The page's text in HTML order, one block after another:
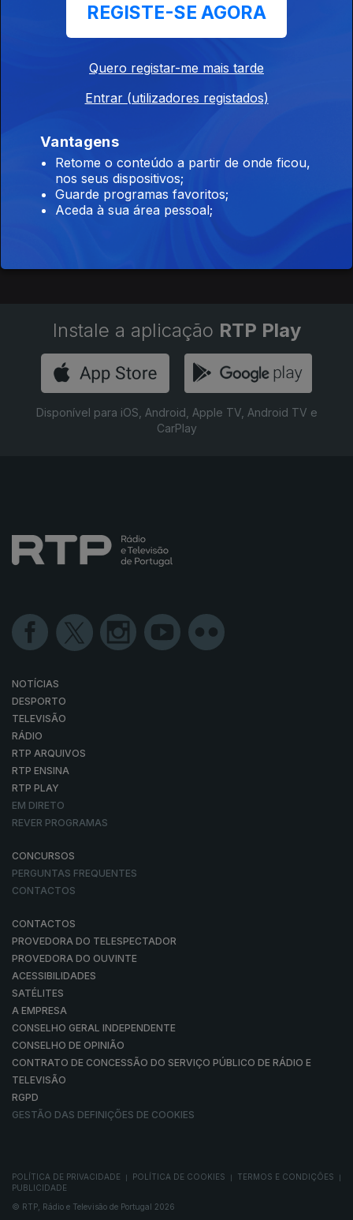
Ep. 1 14 mai. 2019
Instale a aplicação RTP Play
Disponível para iOS, Android, Apple TV, Android TV e
CarPlay
NOTÍCIAS
DESPORTO
TELEVISÃO
RÁDIO
RTP ARQUIVOS
RTP ENSINA
RTP PLAY
EM DIRETO
REVER PROGRAMAS
CONCURSOS
PERGUNTAS FREQUENTES
CONTACTOS
CONTACTOS
PROVEDORA DO TELESPECTADOR
PROVEDORA DO OUVINTE
ACESSIBILIDADES
SATÉLITES
A EMPRESA
CONSELHO GERAL INDEPENDENTE
CONSELHO DE OPINIÃO
CONTRATO DE CONCESSÃO DO SERVIÇO PÚBLICO DE RÁDIO E
TELEVISÃO
RGPD
GESTÃO DAS DEFINIÇÕES DE COOKIES
POLÍTICA DE PRIVACIDADE POLÍTICA DE COOKIES TERMOS E CONDIÇÕES
PUBLICIDADE
© RTP, Rádio e Televisão de Portugal 2026
REGISTE-SE AGORA
Quero registar-me mais tarde
Entrar (utilizadores registados)
Vantagens
Retome o conteúdo a partir de onde ficou,
nos seus dispositivos;
Guarde programas favoritos;
Aceda à sua área pessoal;